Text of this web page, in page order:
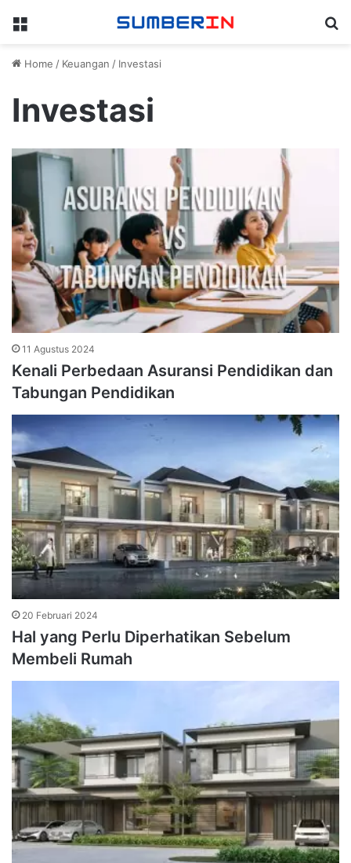
Menu
Home / Keuangan / Investasi
Investasi
11 Agustus 2024
Kenali Perbedaan Asuransi Pendidikan dan
Tabungan Pendidikan
20 Februari 2024
Hal yang Perlu Diperhatikan Sebelum
Membeli Rumah